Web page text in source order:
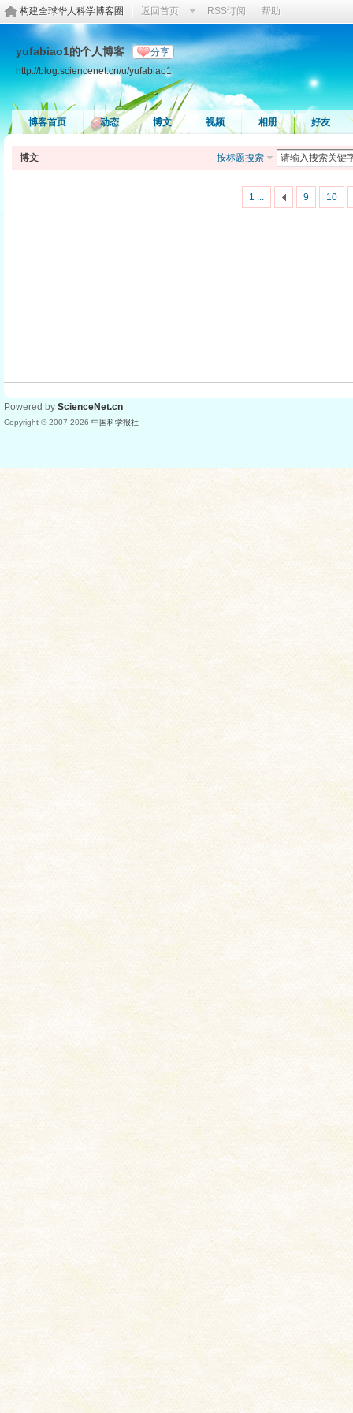
构建全球华人科学博客圈 返回首页 RSS订阅 帮助
yufabiao1的个人博客 分享
http://blog.sciencenet.cn/u/yufabiao1
博客首页 动态 博文 视频 相册 好友
博文 按标题搜索
1 ... 9 10
Powered by ScienceNet.cn
Copyright © 2007-2026 中国科学报社